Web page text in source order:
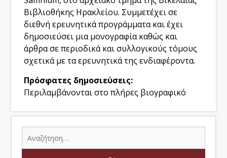
Βιβλιοθήκης Ηρακλείου. Συμμετέχει σε
διεθνή ερευνητικά προγράμματα και έχει
δημοσιεύσει μια μονογραφία καθώς και
άρθρα σε περιοδικά και συλλογικούς τόμους
σχετικά με τα ερευνητικά της ενδιαφέροντα.
Πρόσφατες δημοσιεύσεις:
Περιλαμβάνονται στο πλήρες βιογραφικό